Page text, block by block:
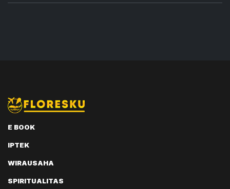
E BOOK
IPTEK
WIRAUSAHA
SPIRITUALITAS